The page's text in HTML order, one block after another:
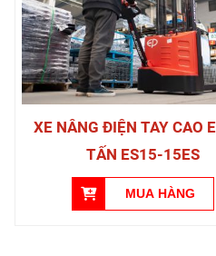
XE NÂNG ĐIỆN TAY CAO
TẤN ES15-15ES